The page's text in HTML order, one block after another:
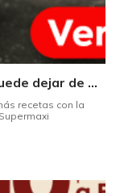
Tres cócteles con tequila que no puede dejar de probar gracias a nuestra IA.
recetas con la